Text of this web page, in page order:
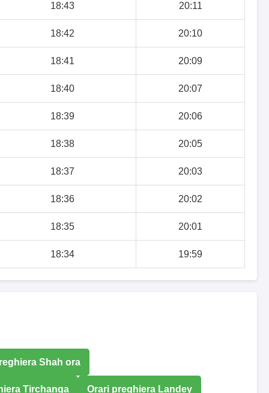
18:43 20:11
18:42 20:10
18:41 20:09
18:40 20:07
18:39 20:06
18:38 20:05
18:37 20:03
18:36 20:02
18:35 20:01
18:34 19:59
Shah ora
Tirchanga Orari preghiera Landey